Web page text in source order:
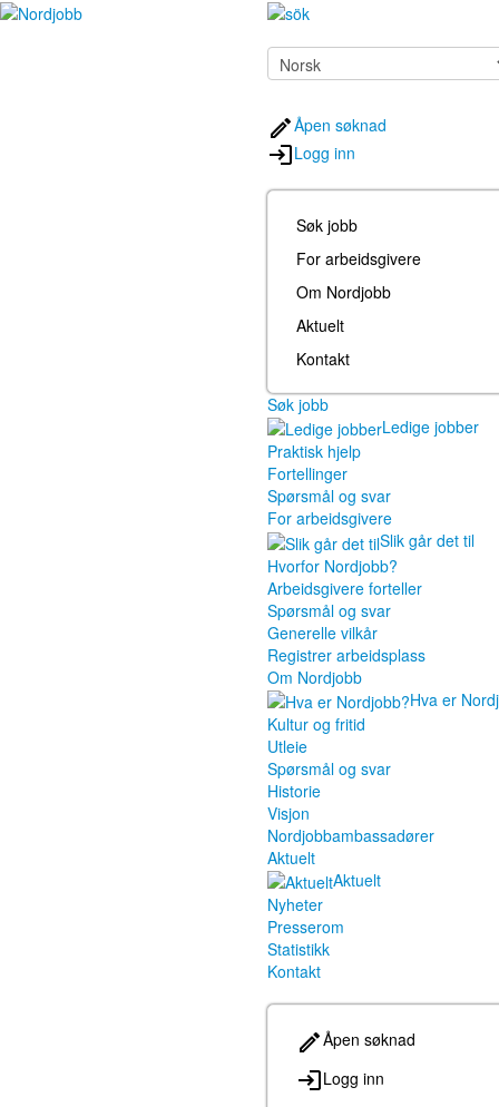
Åpen søknad
Logg inn
Søk jobb
For arbeidsgivere
Om Nordjobb
Aktuelt
Kontakt
Søk jobb
Ledige jobber
Praktisk hjelp
Fortellinger
Spørsmål og svar
For arbeidsgivere
Slik går det til
Hvorfor Nordjobb?
Arbeidsgivere forteller
Spørsmål og svar
Generelle vilkår
Registrer arbeidsplass
Om Nordjobb
Hva er
Kultur og fritid
Utleie
Spørsmål og svar
Historie
Visjon
Nordjobbambassadører
Aktuelt
Aktuelt
Nyheter
Presserom
Statistikk
Kontakt
Åpen søknad
Logg inn